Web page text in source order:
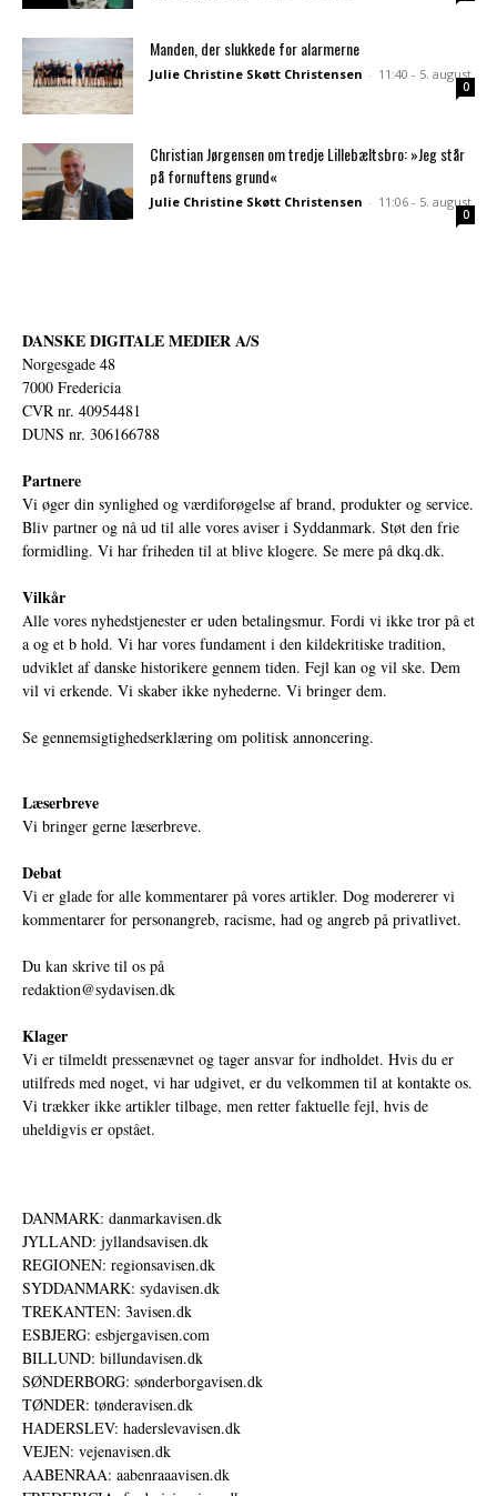
Manden, der slukkede for alarmerne
Julie Christine Skøtt Christensen - 11:40 - 5. august
0
Christian Jørgensen om tredje Lillebæltsbro: »Jeg står
på fornuftens grund«
Julie Christine Skøtt Christensen - 11:06 - 5. august
0
DANSKE DIGITALE MEDIER A/S
Norgesgade 48
7000 Fredericia
CVR nr. 40954481
DUNS nr. 306166788
Partnere
Vi øger din synlighed og værdiforøgelse af brand, produkter og service.
Bliv partner og nå ud til alle vores aviser i Syddanmark. Støt den frie
formidling. Vi har friheden til at blive klogere. Se mere på dkq.dk.
Vilkår
Alle vores nyhedstjenester er uden betalingsmur. Fordi vi ikke tror på et
a og et b hold. Vi har vores fundament i den kildekritiske tradition,
udviklet af danske historikere gennem tiden. Fejl kan og vil ske. Dem
vil vi erkende. Vi skaber ikke nyhederne. Vi bringer dem.
Se gennemsigtighedserklæring om politisk annoncering.
Læserbreve
Vi bringer gerne læserbreve.
Debat
Vi er glade for alle kommentarer på vores artikler. Dog modererer vi
kommentarer for personangreb, racisme, had og angreb på privatlivet.
Du kan skrive til os på
redaktion@sydavisen.dk
Klager
Vi er tilmeldt pressenævnet og tager ansvar for indholdet. Hvis du er
utilfreds med noget, vi har udgivet, er du velkommen til at kontakte os.
Vi trækker ikke artikler tilbage, men retter faktuelle fejl, hvis de
uheldigvis er opstået.
DANMARK: danmarkavisen.dk
JYLLAND: jyllandsavisen.dk
REGIONEN: regionsavisen.dk
SYDDANMARK: sydavisen.dk
TREKANTEN: 3avisen.dk
ESBJERG: esbjergavisen.com
BILLUND: billundavisen.dk
SØNDERBORG: sønderborgavisen.dk
TØNDER: tønderavisen.dk
HADERSLEV: haderslevavisen.dk
VEJEN: vejenavisen.dk
AABENRAA: aabenraaavisen.dk